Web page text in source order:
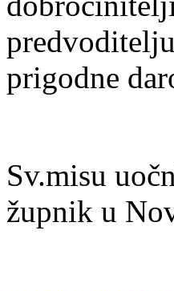
prigodne
Sv.misu
župnik u